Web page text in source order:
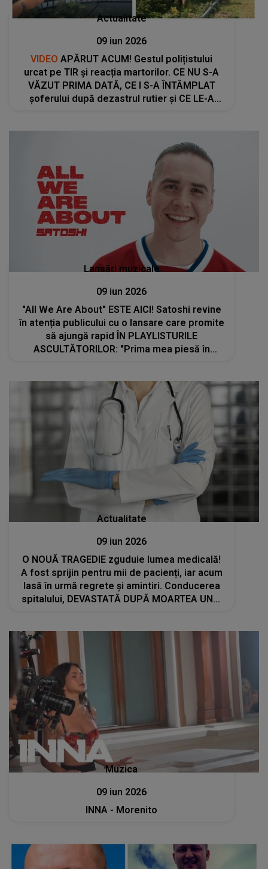
Actualitate
09 iun 2026
VIDEO APĂRUT ACUM! Gestul polițistului
urcat pe TIR și reacția martorilor. CE NU S-A
VĂZUT PRIMA DATĂ, CE I S-A ÎNTÂMPLAT
șoferului după dezastrul rutier și CE LE-A
Lansări muzicale
09 iun 2026
"All We Are About" ESTE AICI! Satoshi revine
în atenția publicului cu o lansare care promite
să ajungă rapid ÎN PLAYLISTURILE
ASCULTĂTORILOR: "Prima mea piesă în
Actualitate
09 iun 2026
O NOUĂ TRAGEDIE zguduie lumea medicală!
A fost sprijin pentru mii de pacienți, iar acum
lasă în urmă regrete și amintiri. Conducerea
spitalului, DEVASTATĂ DUPĂ MOARTEA UNUI
Muzica
09 iun 2026
INNA - Morenito